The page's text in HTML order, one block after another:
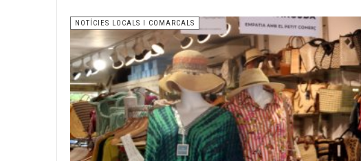
NOTÍCIES LOCALS I COMARCALS